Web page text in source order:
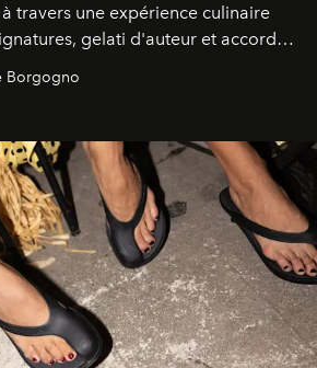
travers une expérience culinaire
gelati d'auteur et accords
Borgogno